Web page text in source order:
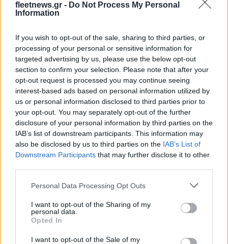
fleetnews.gr - Do Not Process My Personal
Information
If you wish to opt-out of the sale, sharing to third parties, or
processing of your personal or sensitive information for
targeted advertising by us, please use the below opt-out
section to confirm your selection. Please note that after your
opt-out request is processed you may continue seeing
interest-based ads based on personal information utilized by
us or personal information disclosed to third parties prior to
your opt-out. You may separately opt-out of the further
disclosure of your personal information by third parties on the
IAB’s list of downstream participants. This information may
also be disclosed by us to third parties on the IAB’s List of
Downstream Participants that may further disclose it to other
Please note that this website/app uses one or more Google
not limited to your visit or usage behaviour. You may click to
grant or deny consent to Google and its third-party tags to
use your data for below specified purposes in below Google
consent section.
Personal Data Processing Opt Outs
I want to opt-out of the Sharing of my
personal data.
Opted In
I want to opt-out of the Sale of my
[1]Ανάλογα με τη διαθεσιμότητα των υπηρεσιών
[2]Οι υπηρεσίες είναι διαθέσιμες χωρίς χρέωση για 36 μήνες
από την ενεργοποίηση. Κατόπιν απαιτείται συνδρομή. Δεν
διατίθενται προς το παρόν στην Ελλάδα.
Εθνική Παίδων: Πρεμιέρα στο Ευρωπαϊκό με αντίπαλο την
Ισπανία (live stream)